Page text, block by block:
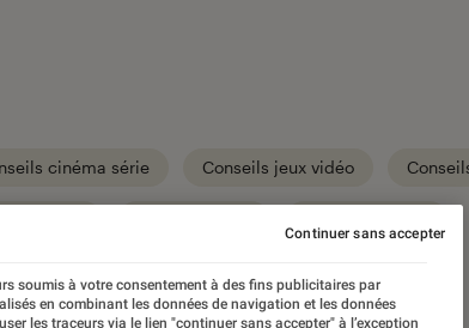
cinéma série Conseils jeux vidéo
soumis à votre consentement à des fins publicitaires par
en combinant les données de navigation et les données
les traceurs via le lien "continuer sans accepter" à l’exception
Continuer sans accepter